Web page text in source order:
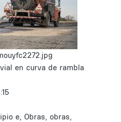
en curva de rambla
e, Obras, obras,